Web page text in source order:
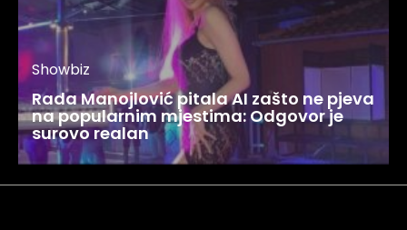
Showbiz
Rada Manojlović pitala AI zašto ne pjeva
na popularnim mjestima: Odgovor je
surovo realan